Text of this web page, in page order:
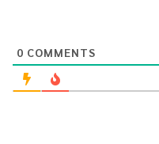
0 COMMENTS